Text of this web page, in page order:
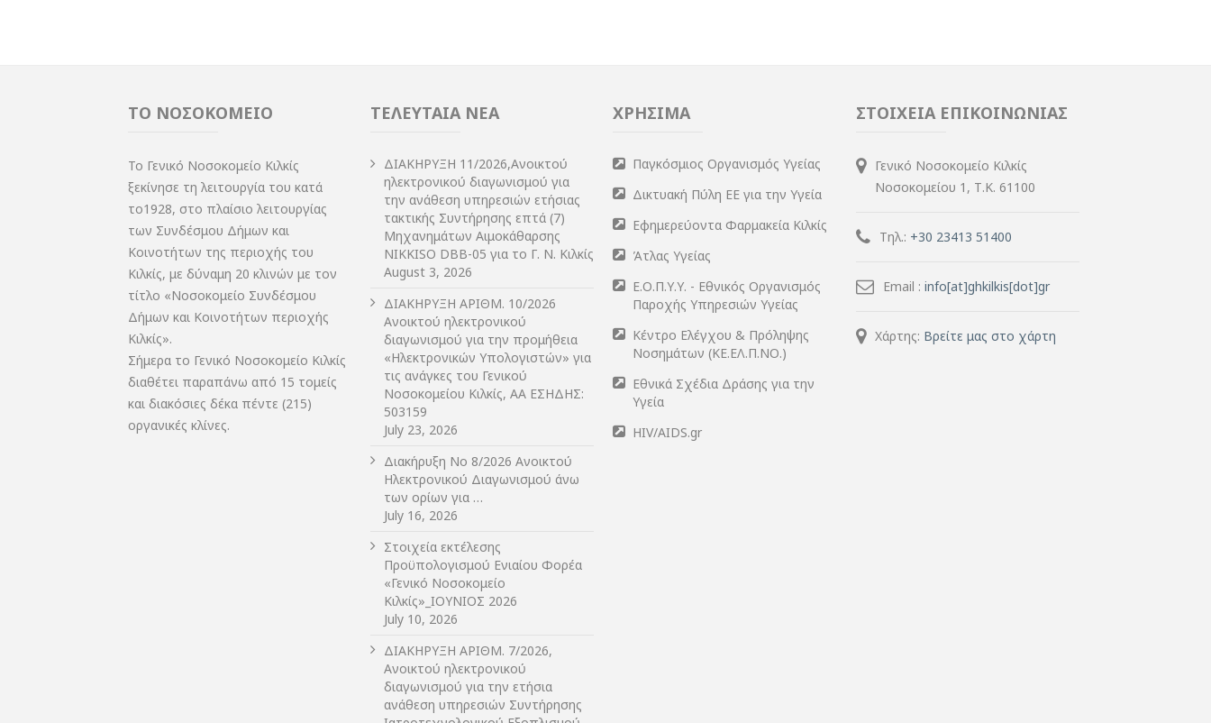
ΤΟ ΝΟΣΟΚΟΜΕΙΟ
Το Γενικό Νοσοκομείο Κιλκίς
ξεκίνησε τη λειτουργία του κατά
το1928, στο πλαίσιο λειτουργίας
των Συνδέσμου Δήμων και
Κοινοτήτων της περιοχής του
Κιλκίς, με δύναμη 20 κλινών με τον
τίτλο «Νοσοκομείο Συνδέσμου
Δήμων και Κοινοτήτων περιοχής
Κιλκίς».
Σήμερα το Γενικό Νοσοκομείο Κιλκίς
διαθέτει παραπάνω από 15 τομείς
και διακόσιες δέκα πέντε (215)
οργανικές κλίνες.
ΤΕΛΕΥΤΑΙΑ ΝΕΑ
ΔIΑΚΗΡΥΞΗ 11/2026,Ανοικτού
ηλεκτρονικού διαγωνισμού για
την ανάθεση υπηρεσιών ετήσιας
τακτικής Συντήρησης επτά (7)
Μηχανημάτων Αιμοκάθαρσης
NIKKISO DBB-05 για το Γ. Ν. Κιλκίς
August 3, 2026
ΔIΑΚΗΡΥΞΗ ΑΡIΘΜ. 10/2026
Ανοικτού ηλεκτρονικού
διαγωνισμού για την προμήθεια
«Ηλεκτρονικών Υπολογιστών» για
τις ανάγκες του Γενικού
Νοσοκομείου Κιλκίς, ΑΑ ΕΣΗΔΗΣ:
503159
July 23, 2026
Διακήρυξη Νο 8/2026 Ανοικτού
Ηλεκτρονικού Διαγωνισμού άνω
των ορίων για …
July 16, 2026
Στοιχεία εκτέλεσης
Προϋπολογισμού Ενιαίου Φορέα
«Γενικό Νοσοκομείο
Κιλκίς»_ΙΟΥΝΙΟΣ 2026
July 10, 2026
ΔIΑΚΗΡΥΞΗ ΑΡIΘΜ. 7/2026,
Ανοικτού ηλεκτρονικού
διαγωνισμού για την ετήσια
ανάθεση υπηρεσιών Συντήρησης
ΧΡΗΣΙΜΑ
Παγκόσμιος Οργανισμός Υγείας
Δικτυακή Πύλη ΕΕ για την Υγεία
Εφημερεύοντα Φαρμακεία Κιλκίς
Άτλας Υγείας
Ε.Ο.Π.Υ.Υ. - Εθνικός Οργανισμός
Παροχής Υπηρεσιών Υγείας
Κέντρο Ελέγχου & Πρόληψης
Νοσημάτων (ΚΕ.ΕΛ.Π.ΝΟ.)
Εθνικά Σχέδια Δράσης για την
Υγεία
HIV/AIDS.gr
ΣΤΟΙΧΕΙΑ ΕΠΙΚΟΙΝΩΝΙΑΣ
Γενικό Νοσοκομείο Κιλκίς
Νοσοκομείου 1, Τ.Κ. 61100
Τηλ.: +30 23413 51400
Email : info[at]ghkilkis[dot]gr
Χάρτης: Βρείτε μας στο χάρτη